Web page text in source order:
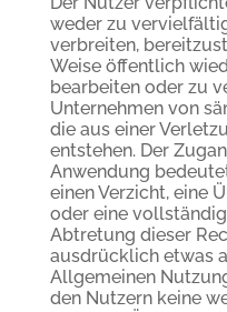
weder zu
verbreiten,
Weise öffentlich
bearbeiten oder zu
Unternehmen von
die aus einer
entstehen. Der
Anwendung
einen Verzicht, eine
oder eine
Abtretung dieser
ausdrücklich etwas
Allgemeinen
den Nutzern keine